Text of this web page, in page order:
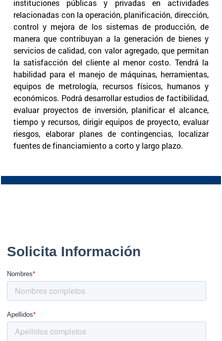
instituciones públicas y privadas en actividades
relacionadas con la operación, planificación, dirección,
control y mejora de los sistemas de producción, de
manera que contribuyan a la generación de bienes y
servicios de calidad, con valor agregado, que permitan
la satisfacción del cliente al menor costo. Tendrá la
habilidad para el manejo de máquinas, herramientas,
equipos de metrología, recursos físicos, humanos y
económicos. Podrá desarrollar estudios de factibilidad,
evaluar proyectos de inversión, planificar el alcance,
tiempo y recursos, dirigir equipos de proyecto, evaluar
riesgos, elaborar planes de contingencias, localizar
fuentes de financiamiento a corto y largo plazo.